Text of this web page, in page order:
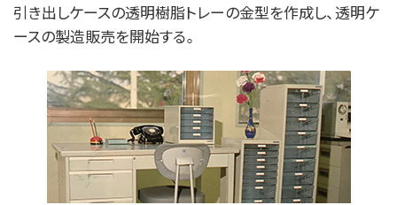
引き出しケースの透明樹脂トレーの金型を作成し、透明ケ
ースの製造販売を開始する。